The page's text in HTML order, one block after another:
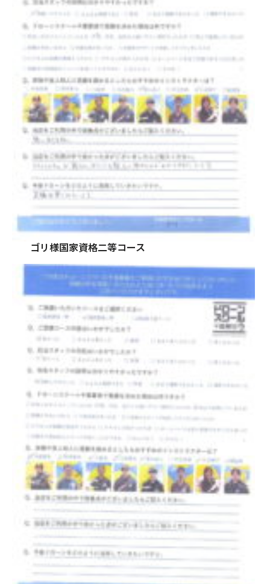
ゴリ様国家資格二等コース